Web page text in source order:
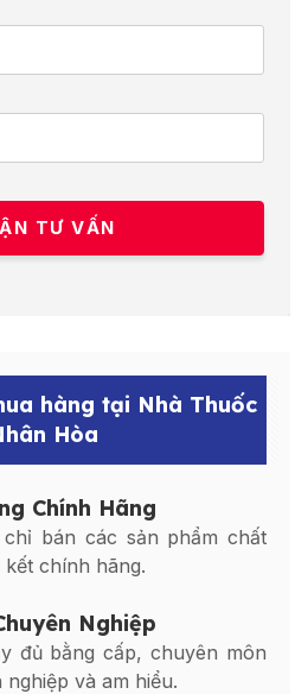
hàng tại Nhà Thuốc
Hòa
Chính Hãng
bán các sản phẩm chất
chính hãng.
Nghiệp
đủ bằng cấp, chuyên môn
và am hiểu.